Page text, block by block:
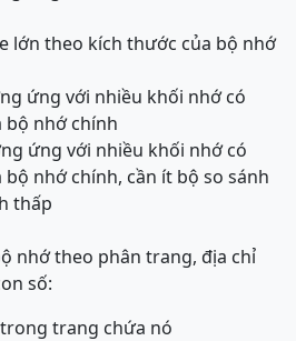
lớn theo kích thước của bộ nhớ
ứng với nhiều khối nhớ có
bộ nhớ chính
ứng với nhiều khối nhớ có
nhớ chính, cần ít bộ so sánh
thấp
nhớ theo phân trang, địa chỉ
số:
trang chứa nó